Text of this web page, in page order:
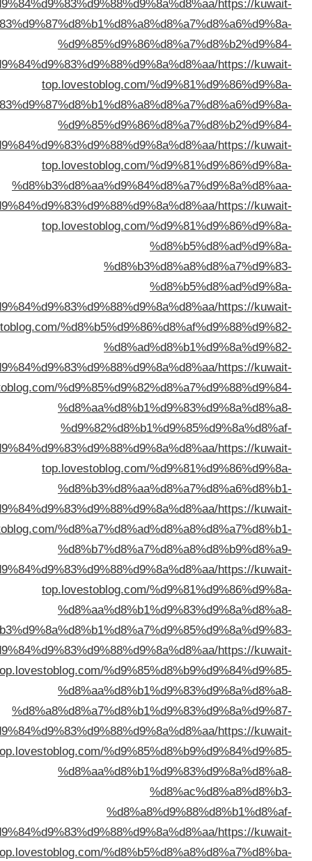
top.lovestoblog.com/
top.lovestoblog.com/
top.lovestoblog.com/
top.lovestoblog.com/
top.lovestoblog.com/
top.lovestoblog.com/
top.lovestoblog.com/
top.lovestoblog.com/
top.lovestoblog.com/
top.lovestoblog.com/
top.lovestoblog.com/
top.lovestoblog.com/